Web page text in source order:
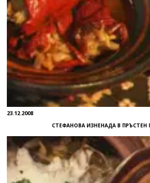
23.12.2008
СТЕФАНОВА ИЗНЕНАДА В ПРЪСТЕН